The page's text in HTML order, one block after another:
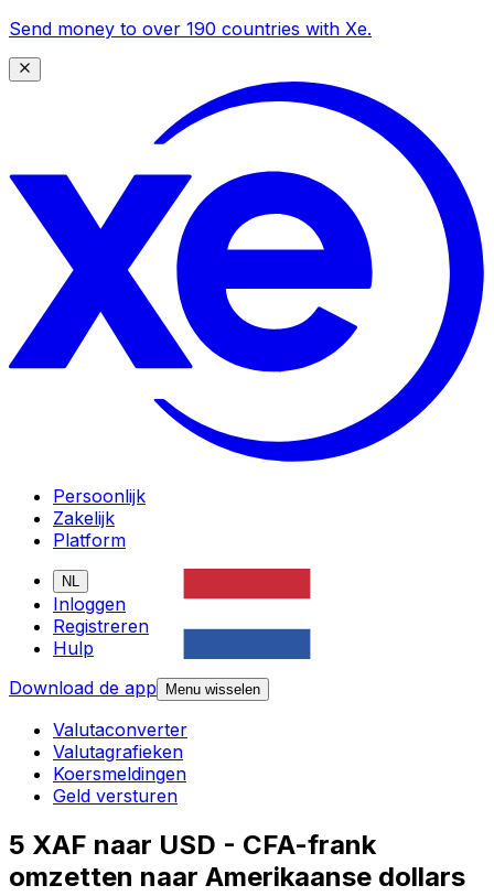
Send money to over 190 countries with Xe.
Persoonlijk
Zakelijk
Platform
NL
Inloggen
Registreren
Hulp
Download de app
Menu wisselen
Valutaconverter
Valutagrafieken
Koersmeldingen
Geld versturen
5 XAF naar USD - CFA-frank
omzetten naar Amerikaanse dollars